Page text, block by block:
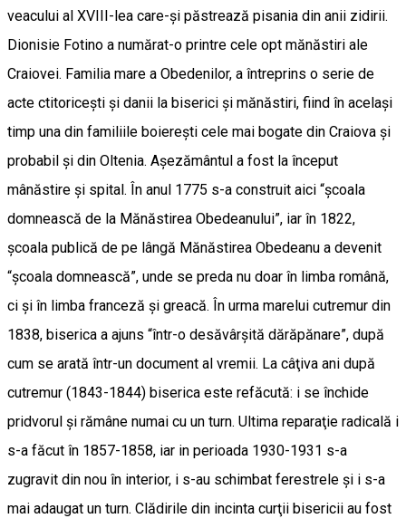
veacului al XVIII-lea care-şi păstrează pisania din anii zidirii.
Dionisie Fotino a numărat-o printre cele opt mănăstiri ale
Craiovei. Familia mare a Obedenilor, a întreprins o serie de
acte ctitoriceşti şi danii la biserici şi mănăstiri, fiind în acelaşi
timp una din familiile boiereşti cele mai bogate din Craiova şi
probabil şi din Oltenia. Aşezământul a fost la început
mânăstire şi spital. În anul 1775 s-a construit aici “şcoala
domnească de la Mănăstirea Obedeanului”, iar în 1822,
şcoala publică de pe lângă Mănăstirea Obedeanu a devenit
“şcoala domnească”, unde se preda nu doar în limba română,
ci şi în limba franceză şi greacă. În urma marelui cutremur din
1838, biserica a ajuns “într-o desăvârşită dărăpănare”, după
cum se arată într-un document al vremii. La câţiva ani după
cutremur (1843-1844) biserica este refăcută: i se închide
pridvorul şi rămâne numai cu un turn. Ultima reparaţie radicală i
s-a făcut în 1857-1858, iar in perioada 1930-1931 s-a
zugravit din nou în interior, i s-au schimbat ferestrele şi i s-a
mai adaugat un turn. Clădirile din incinta curţii bisericii au fost